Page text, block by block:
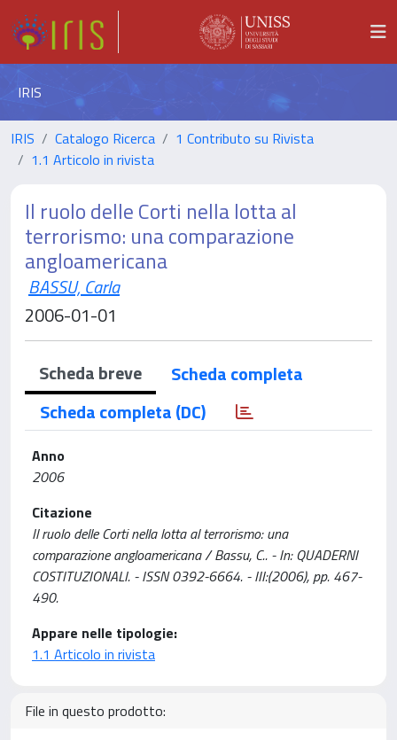
IRIS
IRIS Catalogo Ricerca
1 Contributo su Rivista
1.1 Articolo in rivista
Il ruolo delle Corti nella lotta al
terrorismo: una comparazione
angloamericana
BASSU, Carla
2006-01-01
Scheda breve
Scheda completa
Scheda completa (DC)
Anno
2006
Citazione
Il ruolo delle Corti nella lotta al terrorismo: una
comparazione angloamericana / Bassu, C.. - In: QUADERNI
COSTITUZIONALI. - ISSN 0392-6664. - III:(2006), pp. 467-
490.
Appare nelle tipologie:
1.1 Articolo in rivista
File in questo prodotto: